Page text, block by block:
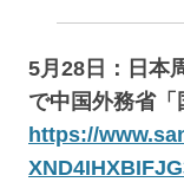
5月28日：日本
で中国外務省
https://